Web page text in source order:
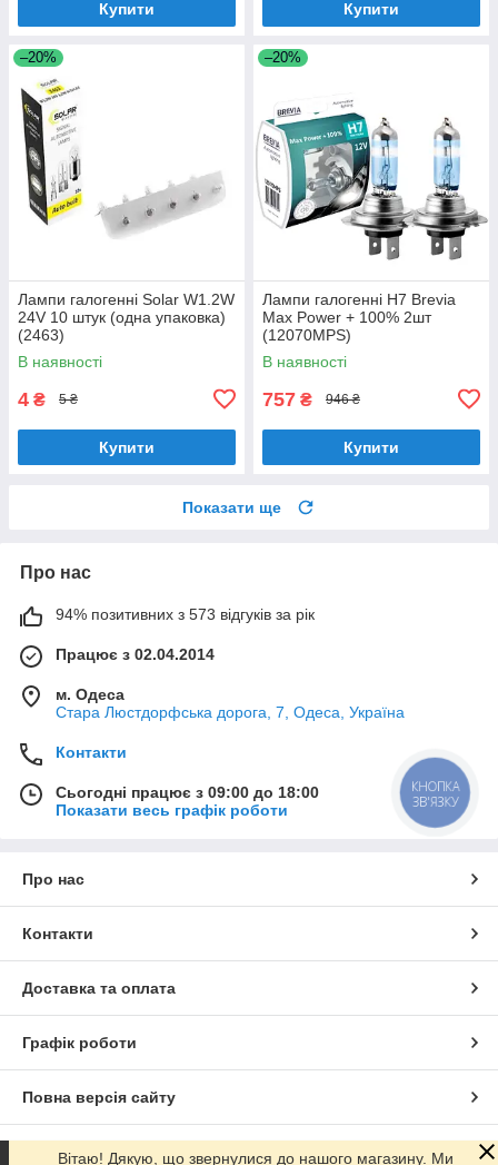
Купити Купити
–20%
Лампи галогенні Solar W1.2W
24V 10 штук (одна упаковка)
(2463)
В наявності
4 ₴ 5 ₴
Купити
–20%
Лампи галогенні H7 Brevia
Max Power + 100% 2шт
(12070MPS)
В наявності
757 ₴ 946 ₴
Купити
Показати ще
Про нас
94% позитивних з 573 відгуків за рік
Працює з 02.04.2014
м. Одеса
Стара Люстдорфська дорога, 7, Одеса, Україна
Контакти
Сьогодні працює з 09:00 до 18:00
Показати весь графік роботи
Про нас
Контакти
Доставка та оплата
Графік роботи
Повна версія сайту
Сайт створено на маркетплейсі
Вітаю! Дякую, що звернулися до нашого магазину. Ми
КНОПКА
ЗВ'ЯЗКУ